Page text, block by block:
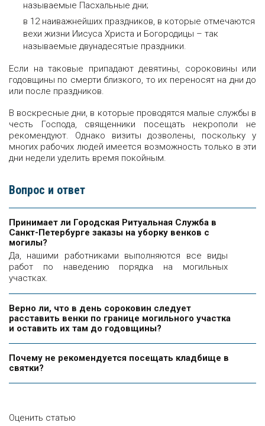
называемые Пасхальные дни;
в 12 наиважнейших праздников, в которые отмечаются
вехи жизни Иисуса Христа и Богородицы – так
называемые двунадесятые праздники.
Если на таковые припадают девятины, сороковины или
годовщины по смерти близкого, то их переносят на дни до
или после праздников.
В воскресные дни, в которые проводятся малые службы в
честь Господа, священники посещать некрополи не
рекомендуют. Однако визиты дозволены, поскольку у
многих рабочих людей имеется возможность только в эти
дни недели уделить время покойным.
Вопрос и ответ
Принимает ли Городская Ритуальная Служба в
Санкт-Петербурге заказы на уборку венков с
могилы?
Да, нашими работниками выполняются все виды
работ по наведению порядка на могильных
участках.
Верно ли, что в день сороковин следует
расставить венки по границе могильного участка
и оставить их там до годовщины?
Почему не рекомендуется посещать кладбище в
святки?
Оценить статью